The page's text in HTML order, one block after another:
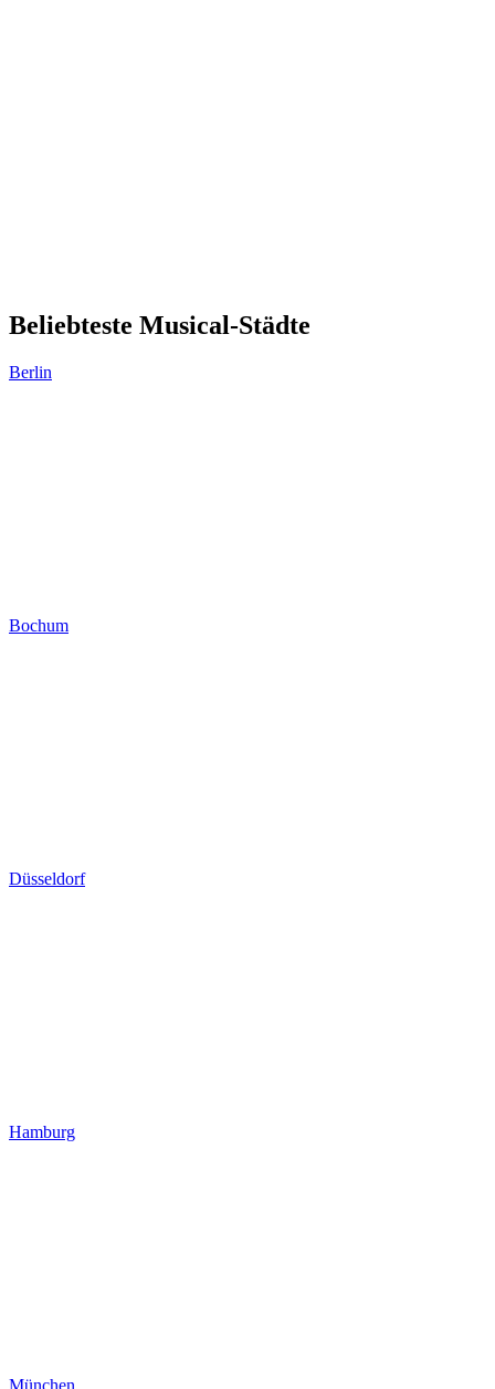
Beliebteste Musical-Städte
Berlin
Bochum
Düsseldorf
Hamburg
München